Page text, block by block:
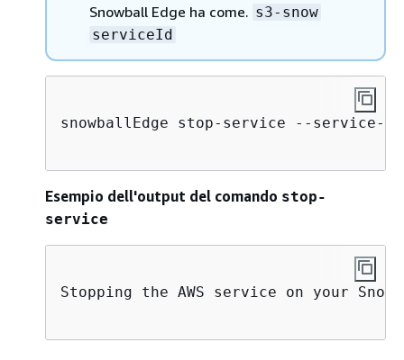
Snowball Edge ha come. s3-snow
serviceId
snowballEdge stop-service --service-
Esempio dell'output del comando stop-
service
Stopping the AWS service on your